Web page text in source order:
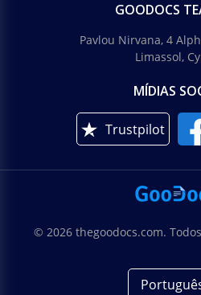
GOODOCS
Pavlou Nirvana, 4
Limassol,
MÍDIAS
Trustpilot
© 2026 thegoodocs.com.